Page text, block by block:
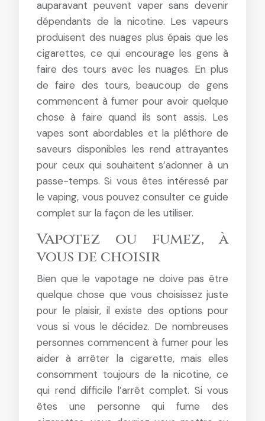
auparavant peuvent vaper sans devenir
dépendants de la nicotine. Les vapeurs
produisent des nuages plus épais que les
cigarettes, ce qui encourage les gens à
faire des tours avec les nuages. En plus
de faire des tours, beaucoup de gens
commencent à fumer pour avoir quelque
chose à faire quand ils sont assis. Les
vapes sont abordables et la pléthore de
saveurs disponibles les rend attrayantes
pour ceux qui souhaitent s’adonner à un
passe-temps. Si vous êtes intéressé par
le vaping, vous pouvez consulter ce guide
complet sur la façon de les utiliser.
Vapotez ou fumez, à
vous de choisir
Bien que le vapotage ne doive pas être
quelque chose que vous choisissez juste
pour le plaisir, il existe des options pour
vous si vous le décidez. De nombreuses
personnes commencent à fumer pour les
aider à arrêter la cigarette, mais elles
consomment toujours de la nicotine, ce
qui rend difficile l’arrêt complet. Si vous
êtes une personne qui fume des